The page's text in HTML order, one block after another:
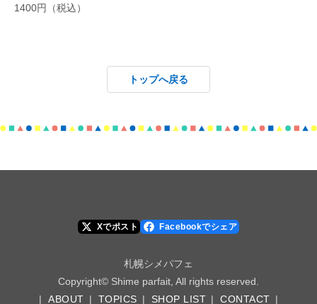
1400円（税込）
トップへ戻る
Xでポスト Facebookでシェア
札幌シメパフェ
Copyright© Shime parfait, All rights reserved.
|
ABOUT | TOPICS | SHOP LIST | CONTACT |